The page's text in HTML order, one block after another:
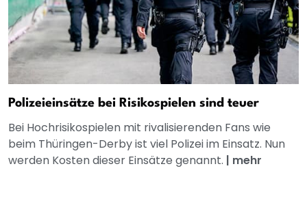
Polizeieinsätze bei Risikospielen sind teuer
Bei Hochrisikospielen mit rivalisierenden Fans wie
beim Thüringen-Derby ist viel Polizei im Einsatz. Nun
werden Kosten dieser Einsätze genannt. | mehr